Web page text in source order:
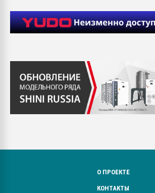
О ПРОЕКТЕ
КОНТАКТЫ